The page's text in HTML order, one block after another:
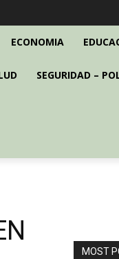
ECONOMIA
SEGURIDAD –
MOST